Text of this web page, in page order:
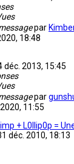
par
18:48
déc. 2013, 15:45
par
11:55
+ L0llip0p =
déc. 2010, 18:13